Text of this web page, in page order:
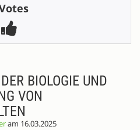
BIOLOGIE UND
VON
am 16.03.2025